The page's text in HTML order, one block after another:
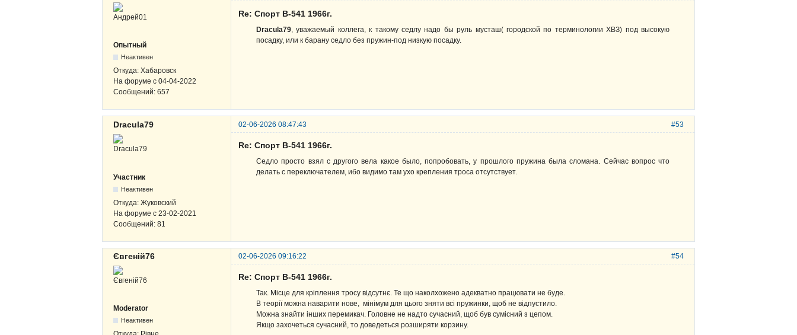
Опытный
Неактивен
Откуда: Хабаровск
На форуме с 04-04-2022
Сообщений: 657
Re: Спорт В-541 1966г.
Dracula79, уважаемый коллега, к такому седлу надо бы руль мусташ( городской по терминологии ХВЗ) под высокую
посадку, или к барану седло без пружин-под низкую посадку.
#53
Dracula79 02-06-2026 08:47:43
Участник
Неактивен
Откуда: Жуковский
На форуме с 23-02-2021
Сообщений: 81
Re: Спорт В-541 1966г.
Седло просто взял с другого вела какое было, попробовать, у прошлого пружина была сломана. Сейчас вопрос что
делать с переключателем, ибо видимо там ухо крепления троса отсутствует.
#54
Євгеній76 02-06-2026 09:16:22
Moderator
Неактивен
Re: Спорт В-541 1966г.
Так. Місце для кріплення тросу відсутнє. Те що наколхожено адекватно працювати не буде.
В теорії можна наварити нове, мінімум для цього зняти всі пружинки, щоб не відпустило.
Можна знайти інших перемикач. Головне не надто сучасний, щоб був сумісний з цепом.
Якщо захочеться сучасний, то доведеться розширяти корзину.